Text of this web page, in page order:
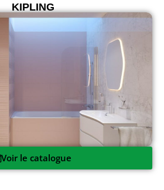
KIPLING
Voir le catalogue